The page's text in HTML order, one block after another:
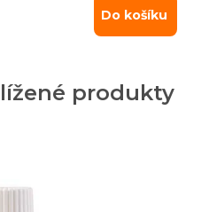
Do košíku
produkty